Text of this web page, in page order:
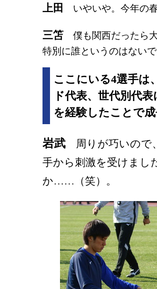
上田 いやいや。今年の
三笘 僕も関西だったら
特別に誰というのはないで
ここにいる4選手は
ド代表、世代別代
を経験したことで
岩武 周りが巧いので
手から刺激を受けまし
か……（笑）。